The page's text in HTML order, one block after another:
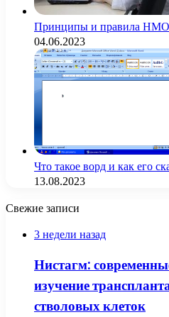
Принципы и правила НМО
04.06.2023
Что такое ворд и как его
13.08.2023
Свежие записи
3 недели назад
Нистагм:
изучение
стволовых клеток